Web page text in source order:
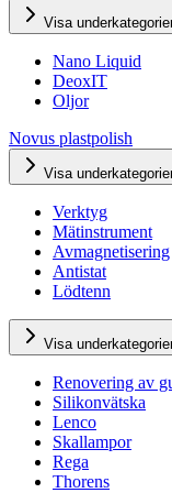
Visa
Nano Liquid
DeoxIT
Oljor
Novus plastpolish
Visa
Verktyg
Mätinstrument
Avmagnetisering
Antistat
Lödtenn
Visa
Renovering av
Silikonvätska
Lenco
Skallampor
Rega
Thorens